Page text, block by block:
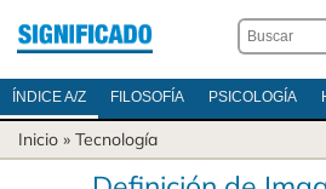
ÍNDICE A/Z FILOSOFÍA PSICOLOGÍA
Inicio » Tecnología